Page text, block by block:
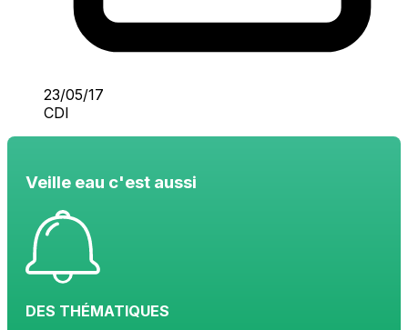
23/05/17
CDI
Veille eau c'est aussi
DES THÉMATIQUES